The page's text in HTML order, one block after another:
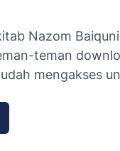
Nazom
teman
mengakses